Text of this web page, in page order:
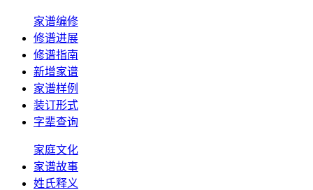
家谱编修
修谱进展
修谱指南
新增家谱
家谱样例
装订形式
字辈查询
家庭文化
家谱故事
姓氏释义